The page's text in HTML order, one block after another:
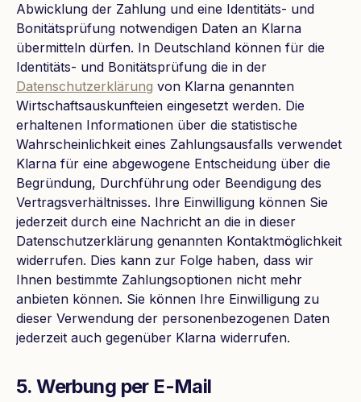
Abwicklung der Zahlung und eine Identitäts- und
Bonitätsprüfung notwendigen Daten an Klarna
übermitteln dürfen. In Deutschland können für die
Identitäts- und Bonitätsprüfung die in der
Datenschutzerklärung von Klarna genannten
Wirtschaftsauskunfteien eingesetzt werden. Die
erhaltenen Informationen über die statistische
Wahrscheinlichkeit eines Zahlungsausfalls verwendet
Klarna für eine abgewogene Entscheidung über die
Begründung, Durchführung oder Beendigung des
Vertragsverhältnisses. Ihre Einwilligung können Sie
jederzeit durch eine Nachricht an die in dieser
Datenschutzerklärung genannten Kontaktmöglichkeit
widerrufen. Dies kann zur Folge haben, dass wir
Ihnen bestimmte Zahlungsoptionen nicht mehr
anbieten können. Sie können Ihre Einwilligung zu
dieser Verwendung der personenbezogenen Daten
jederzeit auch gegenüber Klarna widerrufen.
5. Werbung per E-Mail